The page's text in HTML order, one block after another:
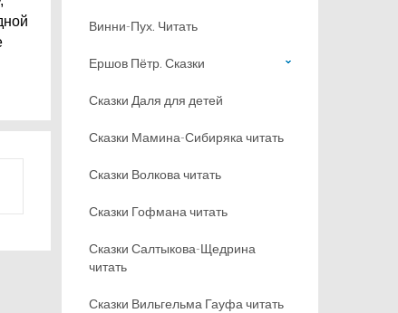
Винни-Пух. Читать
Ершов Пётр. Сказки
Сказки Даля для детей
Сказки Мамина-Сибиряка читать
Сказки Волкова читать
Сказки Гофмана читать
Сказки Салтыкова-Щедрина
читать
Сказки Вильгельма Гауфа читать